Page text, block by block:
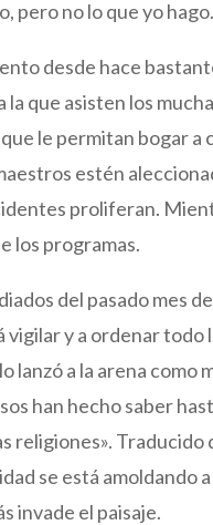
pero no lo que yo
desde hace
la que asisten los
le permitan bogar
estén
proliferan.
los programas.
del pasado mes
vigilar y a ordenar
lanzó a la arena como
han hecho saber
religiones».
se está amoldando
invade el paisaje.